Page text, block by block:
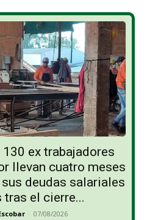
ex trabajadores
llevan cuatro meses
deudas salariales
el cierre...
- 07/08/2026